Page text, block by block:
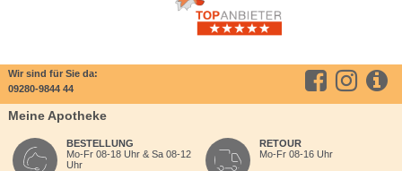
Wir sind für Sie da:
09280-9844 44
Meine Apotheke
BESTELLUNG
Mo-Fr 08-18 Uhr & Sa 08-12
Uhr
RETOUR
Mo-Fr 08-16 Uhr